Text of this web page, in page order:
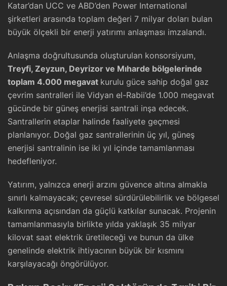
Katar’dan UCC ve ABD’den Power International
şirketleri arasında toplam değeri 7 milyar doları bulan
büyük ölçekli bir enerji yatırımı anlaşması imzalandı.
Anlaşma doğrultusunda oluşturulan konsorsiyum,
Treyfi, Zeyzun, Deyrizor ve Mıharde bölgelerinde
toplam 4.000 megavat kurulu güce sahip doğal gaz
çevrim santralleri ile Vidyan el-Rabii’de 1.000 megavat
gücünde bir güneş enerjisi santrali inşa edecek.
Santrallerin etaplar halinde faaliyete geçmesi
planlanıyor. Doğal gaz santrallerinin üç yıl, güneş
enerjisi santralinin ise iki yıl içinde tamamlanması
hedefleniyor.
Yatırım, yalnızca enerji arzını güvence altına almakla
sınırlı kalmayacak; çevresel sürdürülebilirlik ve bölgesel
kalkınma açısından da güçlü katkılar sunacak. Projenin
tamamlanmasıyla birlikte yılda yaklaşık 35 milyar
kilovat saat elektrik üretileceği ve bunun da ülke
genelinde elektrik ihtiyacının büyük bir kısmını
karşılayacağı öngörülüyor.